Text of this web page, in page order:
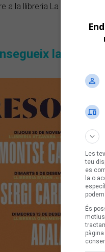
a la llibreria La Conxita.
la teva
Les
teu
es
la o
És